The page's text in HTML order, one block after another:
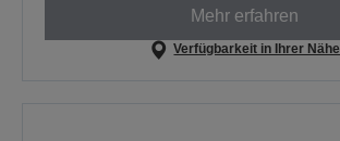
Mehr erfahren
Verfügbarkeit in Ihrer Nähe